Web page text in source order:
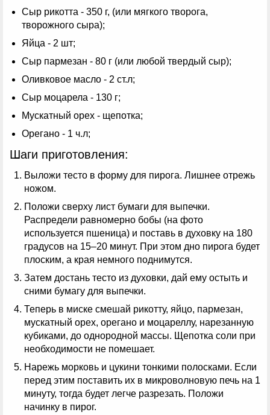
Сыр рикотта - 350 г, (или мягкого творога,
творожного сыра);
Яйца - 2 шт;
Сыр пармезан - 80 г (или любой твердый сыр);
Оливковое масло - 2 ст.л;
Сыр моцарела - 130 г;
Мускатный орех - щепотка;
Орегано - 1 ч.л;
Шаги приготовления:
Выложи тесто в форму для пирога. Лишнее отрежь
ножом.
Положи сверху лист бумаги для выпечки.
Распредели равномерно бобы (на фото
используется пшеница) и поставь в духовку на 180
градусов на 15–20 минут. При этом дно пирога будет
плоским, а края немного поднимутся.
Затем достань тесто из духовки, дай ему остыть и
сними бумагу для выпечки.
Теперь в миске смешай рикотту, яйцо, пармезан,
мускатный орех, орегано и моцареллу, нарезанную
кубиками, до однородной массы. Щепотка соли при
необходимости не помешает.
Нарежь морковь и цукини тонкими полосками. Если
перед этим поставить их в микроволновую печь на 1
минуту, тогда будет легче разрезать. Положи
начинку в пирог.